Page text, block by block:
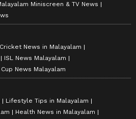
Miniscreen & TV News
Cricket News in Malayalam
ISL News Malayalam
News Malayalam
Lifestyle Tips in Malayalam
Health News in Malayalam